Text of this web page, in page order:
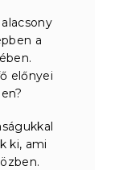
a
előnyei
ki, ami